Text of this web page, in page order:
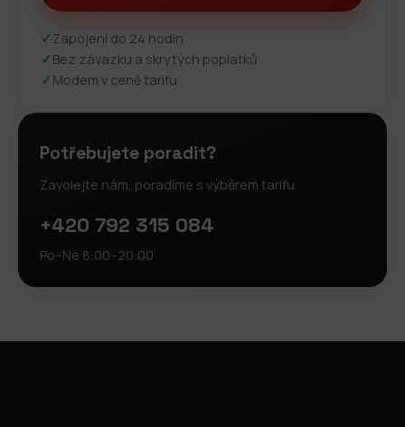
✓Zapojení do 24 hodin
✓Bez závazku a skrytých poplatků
✓Modem v ceně tarifu
Potřebujete poradit?
Zavolejte nám, poradíme s výběrem tarifu.
+420 792 315 084
Po–Ne 8:00–20:00